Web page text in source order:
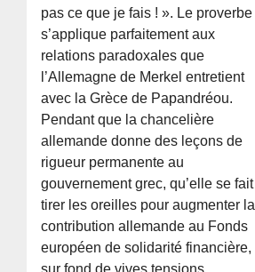
pas ce que je fais ! ». Le proverbe
s’applique parfaitement aux
relations paradoxales que
l’Allemagne de Merkel entretient
avec la Grèce de Papandréou.
Pendant que la chancelière
allemande donne des leçons de
rigueur permanente au
gouvernement grec, qu’elle se fait
tirer les oreilles pour augmenter la
contribution allemande au Fonds
européen de solidarité financière,
sur fond de vives tensions